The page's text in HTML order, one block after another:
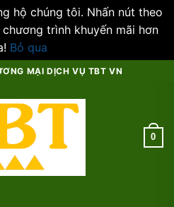
hộ chúng tôi. Nhấn nút theo
trình khuyến mãi hơn
Bỏ qua
MẠI DỊCH VỤ TBT VN
0